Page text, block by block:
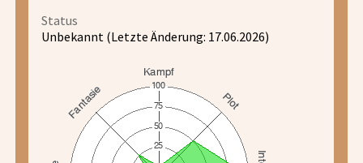
Status
Unbekannt (Letzte Änderung: 17.06.2026)